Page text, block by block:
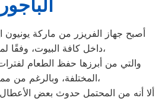
الباجور
أصبح جهاز الفريزر من ماركة يونيون
داخل كافة البيوت، وفقًا لمميزاته العديدة،
والتي من أبرزها حفظ الطعام
المختلفة، وبالرغم من مميزاته العديدة،
ألا أنه من المحتمل حدوث بعض